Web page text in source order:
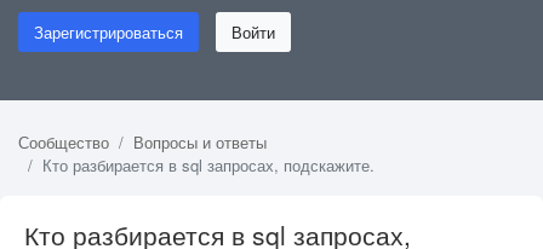
Зарегистрироваться Войти
Сообщество
Вопросы и ответы
Кто разбирается в sql запросах, подскажите.
Кто разбирается в sql запросах,